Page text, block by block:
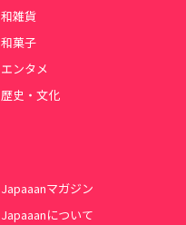
和雑貨
和菓子
エンタメ
歴史・文化
Japaaanマガジン
Japaaanについて